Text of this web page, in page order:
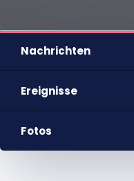
Nachrichten
Ereignisse
Fotos